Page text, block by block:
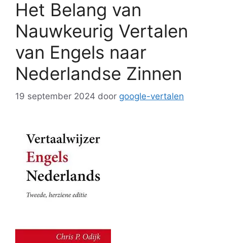
Het Belang van
Nauwkeurig Vertalen
van Engels naar
Nederlandse Zinnen
19 september 2024 door google-vertalen